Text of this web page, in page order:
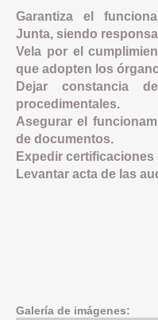
Garantiza el
Junta, siendo
Vela por el
que adopten los
Dejar constancia
procedimentales.
Asegurar el
de documentos.
Expedir
Levantar acta de las
Galería de imágenes: